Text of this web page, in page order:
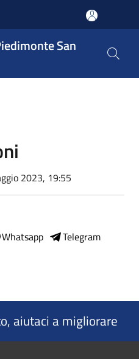
San
2023, 19:55
Whatsapp
Telegram
aiutaci a migliorare